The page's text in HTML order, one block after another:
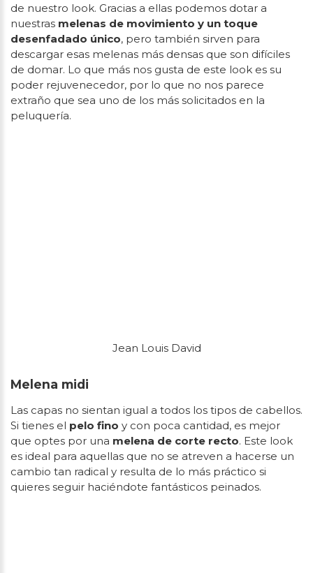
de nuestro look. Gracias a ellas podemos dotar a
nuestras melenas de movimiento y un toque
desenfadado único, pero también sirven para
descargar esas melenas más densas que son difíciles
de domar. Lo que más nos gusta de este look es su
poder rejuvenecedor, por lo que no nos parece
extraño que sea uno de los más solicitados en la
peluquería.
Jean Louis David
Melena midi
Las capas no sientan igual a todos los tipos de cabellos.
Si tienes el pelo fino y con poca cantidad, es mejor
que optes por una melena de corte recto. Este look
es ideal para aquellas que no se atreven a hacerse un
cambio tan radical y resulta de lo más práctico si
quieres seguir haciéndote fantásticos peinados.